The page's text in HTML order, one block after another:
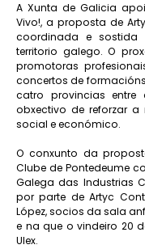
A Xunta de Galicia
Vivo!, a proposta de
coordinada e
territorio galego. O
promotoras
concertos de
catro provincias entre
obxectivo de reforzar
social e económico.
O conxunto da
Clube de Pontedeume
Galega das Industrias
por parte de Artyc
López, socios da sala
e na que o vindeiro 20
Ulex.